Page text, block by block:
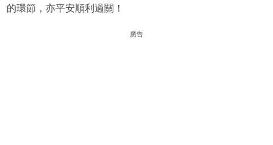
的環節，亦平安順利過關！
廣告